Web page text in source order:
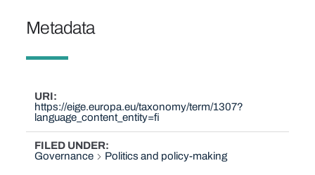
Metadata
URI
https://eige.europa.eu/taxonomy/term/1307?
language_content_entity=fi
FILED UNDER
Governance
Politics and policy-making